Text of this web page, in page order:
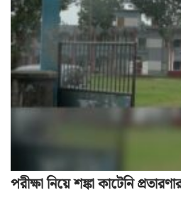
পরীক্ষা নিয়ে শঙ্কা কাটেনি